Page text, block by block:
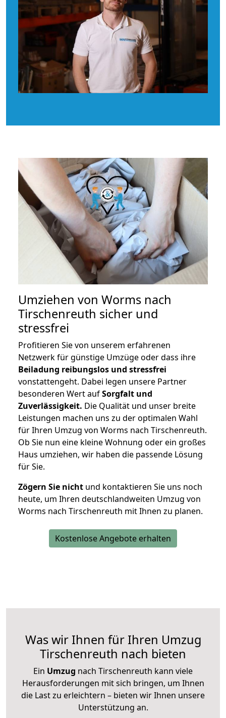
Umziehen von Worms nach
Tirschenreuth sicher und
stressfrei
Profitieren Sie von unserem erfahrenen
Netzwerk für günstige Umzüge oder dass ihre
Beiladung reibungslos und stressfrei
vonstattengeht. Dabei legen unsere Partner
besonderen Wert aufSorgfalt und
Zuverlässigkeit. Die Qualität und unser breite
Leistungen machen uns zu der optimalen Wahl
für Ihren Umzug von Worms nach Tirschenreuth.
Ob Sie nun eine kleine Wohnung oder ein großes
Haus umziehen, wir haben die passende Lösung
für Sie.
Zögern Sie nicht und kontaktieren Sie uns noch
heute, um Ihren deutschlandweiten Umzug von
Worms nach Tirschenreuth mit Ihnen zu planen.
Kostenlose Angebote erhalten
Was wir Ihnen für Ihren Umzug
Tirschenreuth nach bieten
Ein Umzug nach Tirschenreuth kann viele
Herausforderungen mit sich bringen, um Ihnen
die Last zu erleichtern – bieten wir Ihnen unsere
Unterstützung an.